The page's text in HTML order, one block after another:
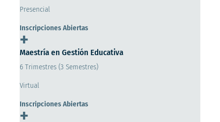
Presencial
Inscripciones Abiertas
+
Maestría en Gestión Educativa
6 Trimestres (3 Semestres)
Virtual
Inscripciones Abiertas
+